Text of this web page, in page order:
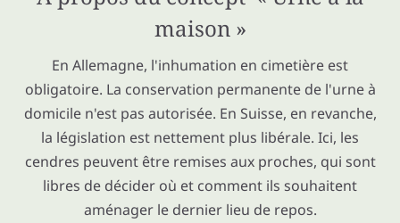
maison »
En Allemagne, l'inhumation en cimetière est
obligatoire. La conservation permanente de l'urne à
domicile n'est pas autorisée. En Suisse, en revanche,
la législation est nettement plus libérale. Ici, les
cendres peuvent être remises aux proches, qui sont
libres de décider où et comment ils souhaitent
aménager le dernier lieu de repos.